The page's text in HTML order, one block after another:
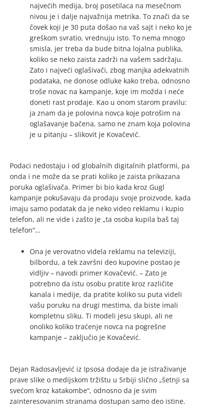
najvećih medija, broj posetilaca na mesečnom
nivou je i dalje najvažnija metrika. To znači da se
čovek koji je 30 puta došao na vaš sajt i neko ko je
greškom svratio, vrednuju isto. To nema mnogo
smisla, jer treba da bude bitna lojalna publika,
koliko se neko zaista zadrži na vašem sadržaju.
Zato i najveći oglašivači, zbog manjka adekvatnih
podataka, ne donose odluke kako treba, odnosno
troše novac na kampanje, koje im možda i neće
doneti rast prodaje. Kao u onom starom pravilu:
ja znam da je polovina novca koje potrošim na
oglašavanje bačena, samo ne znam koja polovina
je u pitanju – slikovit je Kovačević.
Podaci nedostaju i od globalnih digitalnih platformi, pa
onda i ne može da se prati koliko je zaista prikazana
poruka oglašivača. Primer bi bio kada kroz Gugl
kampanje pokušavaju da prodaju svoje proizvode, kada
imaju samo podatak da je neko video reklamu i kupio
telefon, ali ne vide i zašto je „ta osoba kupila baš taj
telefon“…
Ona je verovatno videla reklamu na televiziji,
bilbordu, a tek završni deo kupovine postao je
vidljiv – navodi primer Kovačević. – Zato je
potrebno da istu osobu pratite kroz različite
kanala i medije, da pratite koliko su puta videli
vašu poruku na drugi mestima, da biste imali
kompletnu sliku. Ti modeli jesu skupi, ali ne
onoliko koliko traćenje novca na pogrešne
kampanje – zaključio je Kovačević.
Dejan Radosavljević iz Ipsosa dodaje da je istraživanje
prave slike o medijskom tržištu u Srbiji slično „šetnji sa
svećom kroz katakombe“, odnosno da je svim
zainteresovanim stranama dostupan samo deo istine.